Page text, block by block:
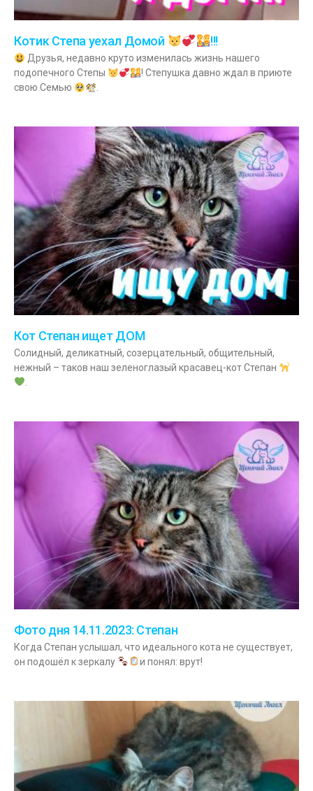
Котик Степа уехал Домой !!!
Друзья, недавно круто изменилась жизнь нашего
подопечного Степы
! Степушка давно ждал в приюте
свою Семью
.
Кот Степан ищет ДОМ
Солидный, деликатный, созерцательный, общительный,
нежный – таков наш зеленоглазый красавец-кот Степан
Фото дня 14.11.2023: Степан
Когда Степан услышал, что идеального кота не существует,
он подошёл к зеркалу
и понял: врут!